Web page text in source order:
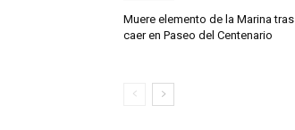
Muere elemento de la Marina tras
caer en Paseo del Centenario